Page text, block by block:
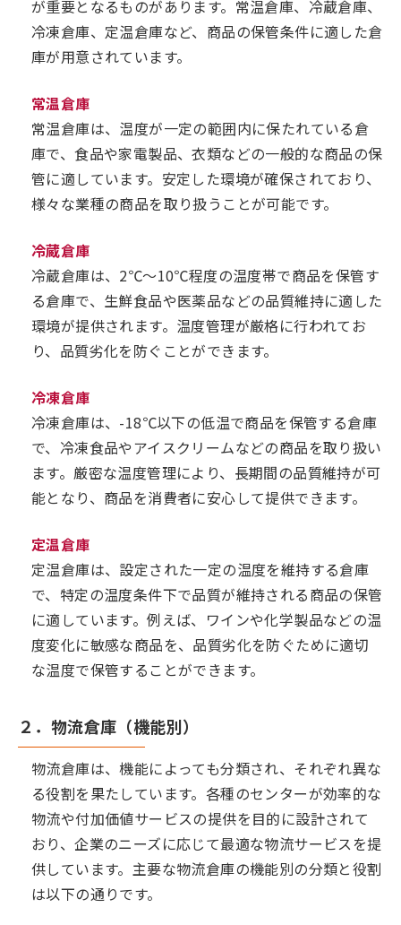
が重要となるものがあります。常温倉庫、冷蔵倉庫、
冷凍倉庫、定温倉庫など、商品の保管条件に適した倉
庫が用意されています。
常温倉庫
常温倉庫は、温度が一定の範囲内に保たれている倉
庫で、食品や家電製品、衣類などの一般的な商品の保
管に適しています。安定した環境が確保されており、
様々な業種の商品を取り扱うことが可能です。
冷蔵倉庫
冷蔵倉庫は、2℃～10℃程度の温度帯で商品を保管す
る倉庫で、生鮮食品や医薬品などの品質維持に適した
環境が提供されます。温度管理が厳格に行われてお
り、品質劣化を防ぐことができます。
冷凍倉庫
冷凍倉庫は、-18℃以下の低温で商品を保管する倉庫
で、冷凍食品やアイスクリームなどの商品を取り扱い
ます。厳密な温度管理により、長期間の品質維持が可
能となり、商品を消費者に安心して提供できます。
定温倉庫
定温倉庫は、設定された一定の温度を維持する倉庫
で、特定の温度条件下で品質が維持される商品の保管
に適しています。例えば、ワインや化学製品などの温
度変化に敏感な商品を、品質劣化を防ぐために適切
な温度で保管することができます。
２．物流倉庫（機能別）
物流倉庫は、機能によっても分類され、それぞれ異な
る役割を果たしています。各種のセンターが効率的な
物流や付加価値サービスの提供を目的に設計されて
おり、企業のニーズに応じて最適な物流サービスを提
供しています。主要な物流倉庫の機能別の分類と役割
は以下の通りです。